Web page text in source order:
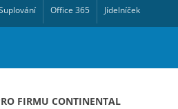
Office 365 Jídelníček
FIRMU CONTINENTAL